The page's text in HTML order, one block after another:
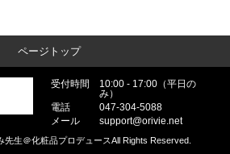
ページトップ
受付時間
10:00 - 17:00（平日の
み）
電話
047-304-5088
メール
support@orivie.net
生＠化粧品プロデュースAll Rights Reserved.